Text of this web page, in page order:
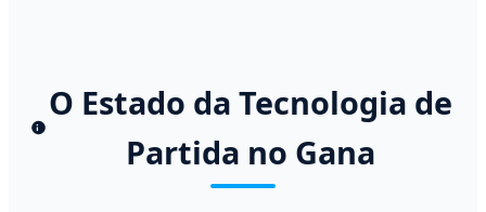
O Estado da Tecnologia de
Partida no Gana